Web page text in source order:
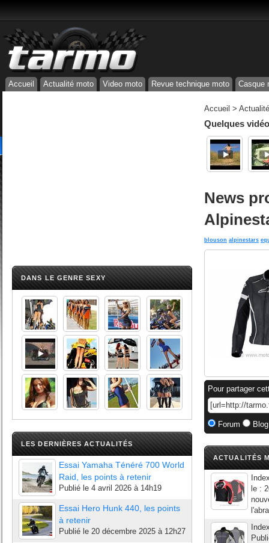
Accueil Actualité moto Video moto Revue technique moto Casque
DANS LE GENRE SEXY
LES DERNIÈRES ACTUALITÉS
Essai Yamaha Ténéré 700 World
Raid, les points à retenir
Publié le 4 avril 2026 à 14h19
Essai Hero Hunk 440, les points
à retenir
Publié le 20 décembre 2025 à 12h27
Accueil >
Quelques
News
blouson alpinestars
Pour partager
Forum
ACTUALITÉS
le :